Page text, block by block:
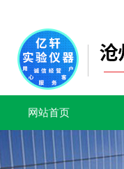
网站首页